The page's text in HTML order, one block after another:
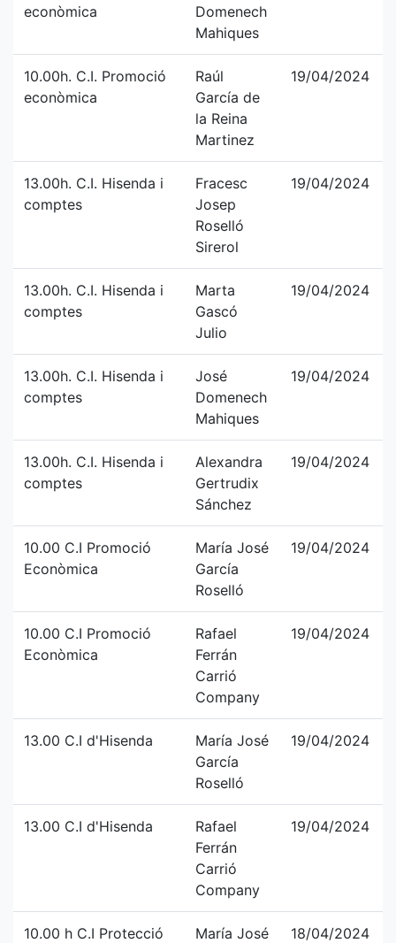
econòmica
Domenech
Mahiques
10.00h. C.I. Promoció
econòmica
Raúl
García de
la Reina
Martinez
19/04/2024
13.00h. C.I. Hisenda i
comptes
Fracesc
Josep
Roselló
Sirerol
19/04/2024
13.00h. C.I. Hisenda i
comptes
Marta
Gascó
Julio
19/04/2024
13.00h. C.I. Hisenda i
comptes
José
Domenech
Mahiques
19/04/2024
13.00h. C.I. Hisenda i
comptes
Alexandra
Gertrudix
Sánchez
19/04/2024
10.00 C.I Promoció
Econòmica
María José
García
Roselló
19/04/2024
10.00 C.I Promoció
Econòmica
Rafael
Ferrán
Carrió
Company
19/04/2024
13.00 C.I d'Hisenda
María José
García
Roselló
19/04/2024
13.00 C.I d'Hisenda
Rafael
Ferrán
Carrió
Company
19/04/2024
10.00 h C.I Protecció
María José
18/04/2024